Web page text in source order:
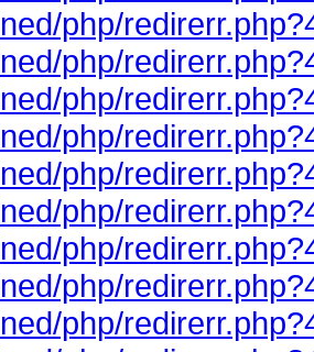
php/
php/
php/
php/
php/
php/
php/
php/
php/